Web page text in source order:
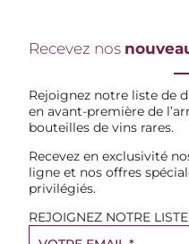
Recevez nos
Rejoignez notre liste de
en avant-première de
bouteilles de vins rares.
Recevez en exclusivité
ligne et nos offres
privilégiés.
REJOIGNEZ NOTRE